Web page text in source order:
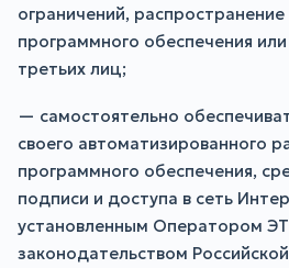
ограничений,
программного обеспечения
третьих лиц;
— самостоятельно
своего автоматизированного
программного обеспечения,
подписи и доступа в сеть
установленным Оператором
законодательством